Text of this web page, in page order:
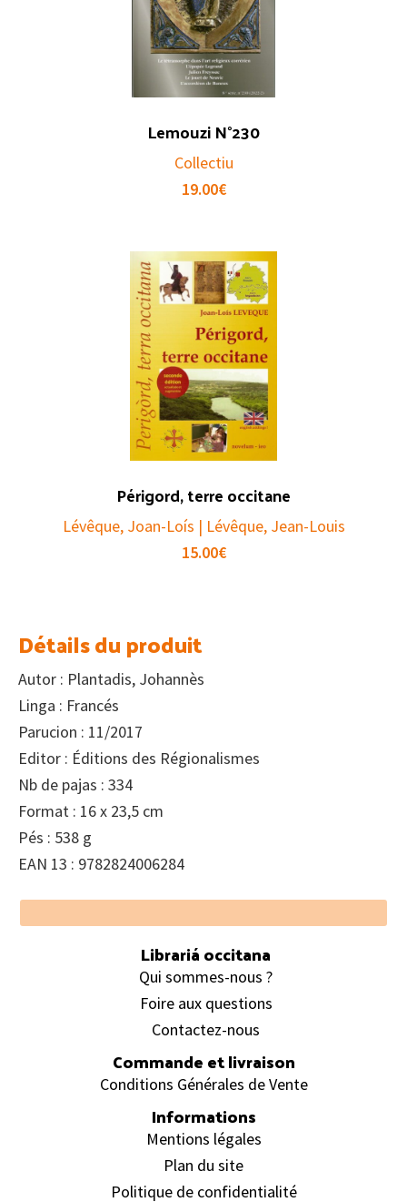
Lemouzi N°230
Collectiu
19.00€
Périgord, terre occitane
Lévêque, Joan-Loís | Lévêque, Jean-Louis
15.00€
Détails du produit
Autor : Plantadis, Johannès
Linga : Francés
Parucion : 11/2017
Editor : Éditions des Régionalismes
Nb de pajas : 334
Format : 16 x 23,5 cm
Pés : 538 g
EAN 13 : 9782824006284
Footer
Librariá occitana
Qui sommes-nous ?
Foire aux questions
Contactez-nous
Commande et livraison
Conditions Générales de Vente
Informations
Mentions légales
Plan du site
Politique de confidentialité